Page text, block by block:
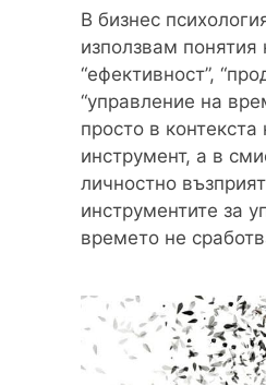
В бизнес
използвам понятия
“ефективност”,
“управление на
просто в контекста
инструмент, а в
личностно
инструментите за
времето не